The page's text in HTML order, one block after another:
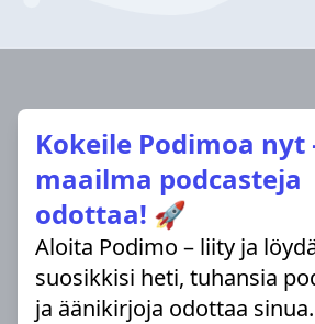
Kokeile Podimoa nyt
maailma podcasteja
odottaa! 🚀
Aloita Podimo – liity ja
suosikkisi heti, tuhansia
ja äänikirjoja odottaa sinua.